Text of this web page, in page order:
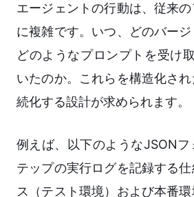
エージェントの行動は、従来
に複雑です。いつ、どのバージ
どのようなプロンプトを受け
いたのか。これらを構造化さ
続化する設計が求められます。
例えば、以下のようなJSONフ
テップの実行ログを記録する
ス（テスト環境）および本番